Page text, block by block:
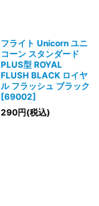
フライト Unicorn ユニ
コーン スタンダード
PLUS型 ROYAL
FLUSH BLACK ロイヤ
ル フラッシュ ブラック
[69002]
290円(税込)